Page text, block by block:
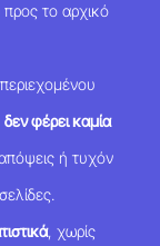
προς το αρχικό
δεν φέρει καμία
ή τυχόν
, χωρίς